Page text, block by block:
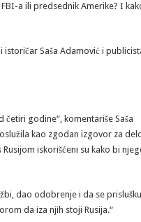
a ili predsednik Amerike? I
Saša Adamović i
četiri godine“, komentariše Saša
kao zgodan izgovor za
iskorišćeni su kako bi
dao odobrenje i da se
da iza njih stoji Rusija.“